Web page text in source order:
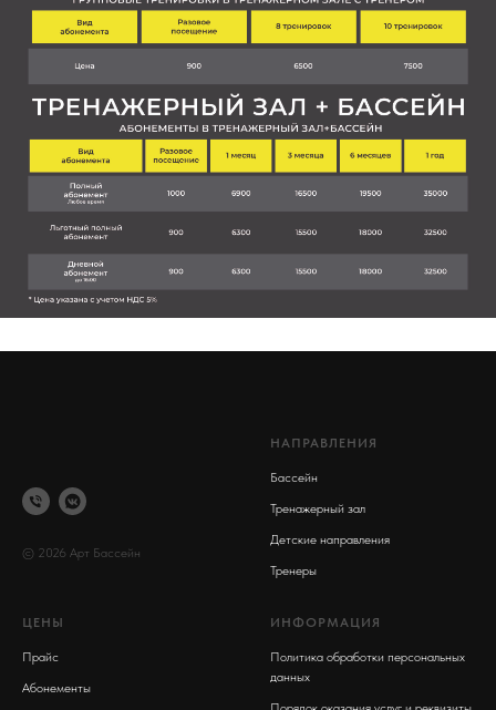
© 2026 Арт Бассейн
НАПРАВЛЕНИЯ
Бассейн
Тренажерный зал
Детские направления
Тренеры
ЦЕНЫ
Прайс
Абонементы
ИНФОРМАЦИЯ
Политика обработки персональных
данных